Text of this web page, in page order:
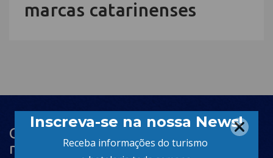
marcas catarinenses
Cadastre-se na newsletter e receba
nosso conteúdo em seu e-mail